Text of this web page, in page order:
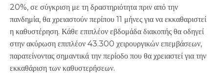
20%, σε σύγκριση με τη δραστηριότητα πριν από την
πανδημία, θα χρειαστούν περίπου 11 μήνες για να εκκαθαριστεί
η καθυστέρηση. Κάθε επιπλέον εβδομάδα διακοπής θα οδηγεί
στην ακύρωση επιπλέον 43.300 χειρουργικών επεμβάσεων,
παρατείνοντας σημαντικά την περίοδο που θα χρειαστεί για την
εκκαθάριση των καθυστερήσεων.